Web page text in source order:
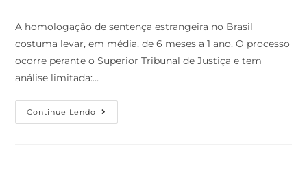
A homologação de sentença estrangeira no Brasil
costuma levar, em média, de 6 meses a 1 ano. O processo
ocorre perante o Superior Tribunal de Justiça e tem
análise limitada:…
Continue Lendo